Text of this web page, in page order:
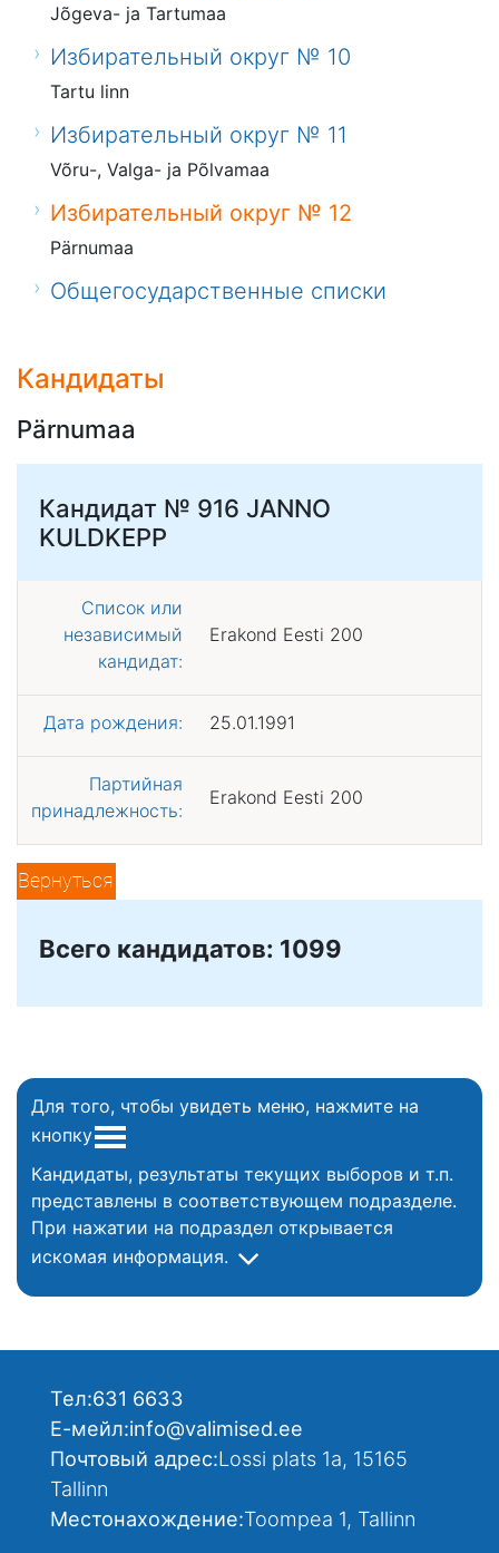
Jõgeva- ja Tartumaa
Избирательный округ № 10
Tartu linn
Избирательный округ № 11
Võru-, Valga- ja Põlvamaa
Избирательный округ № 12
Pärnumaa
Общегосударственные списки
Кандидаты
Pärnumaa
Кандидат № 916 JANNO
KULDKEPP
Список или
независимый
кандидат:
Erakond Eesti 200
Дата рождения: 25.01.1991
Партийная
принадлежность:
Erakond Eesti 200
Вернуться
Всего кандидатов: 1099
Для того, чтобы увидеть меню, нажмите на
кнопку
Кандидаты, результаты текущих выборов и т.п.
представлены в соответствующем подразделе.
При нажатии на подраздел открывается
искомая информация.
Тел:631 6633
Е-мейл:info@valimised.ee
Почтовый адрес:Lossi plats 1a, 15165
Tallinn
Местонахождение:Toompea 1, Tallinn